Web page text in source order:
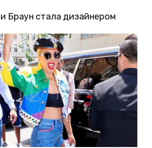
Браун стала дизайнером